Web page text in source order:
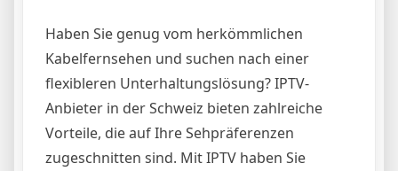
Haben Sie genug vom herkömmlichen
Kabelfernsehen und suchen nach einer
flexibleren Unterhaltungslösung? IPTV-
Anbieter in der Schweiz bieten zahlreiche
Vorteile, die auf Ihre Sehpräferenzen
zugeschnitten sind. Mit IPTV haben Sie